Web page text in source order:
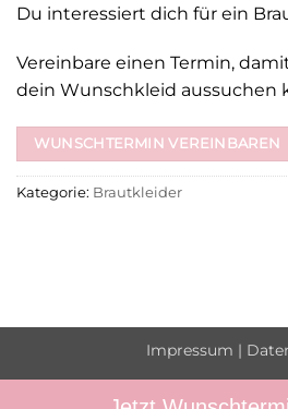
Du interessiert dich für ein
Vereinbare einen Termin,
dein Wunschkleid aussuchen
WUNSCHTERMIN VEREINBAREN
Kategorie: Brautkleider
Impressum |